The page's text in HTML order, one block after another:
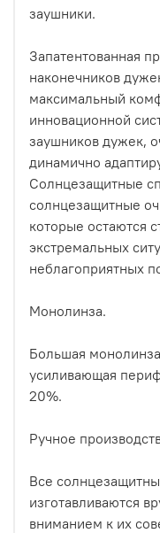
заушники.
Запатентованная
наконечников
максимальный
инновационной
заушников дужек,
динамично
Солнцезащитные
солнцезащитные
которые остаются
экстремальных
неблагоприятных
Монолинза.
Большая
усиливающая
20%.
Ручное
Все
изготавливаются
вниманием к их